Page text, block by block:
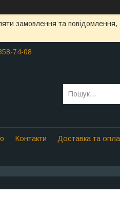
замовлення та повідомлення,
74-08
Контакти Доставка та